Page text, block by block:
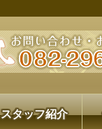
スタッフ紹介